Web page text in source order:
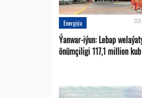
Energiýa
Ýanwar-iýun: Lebap
önümçiligi 117,1 million